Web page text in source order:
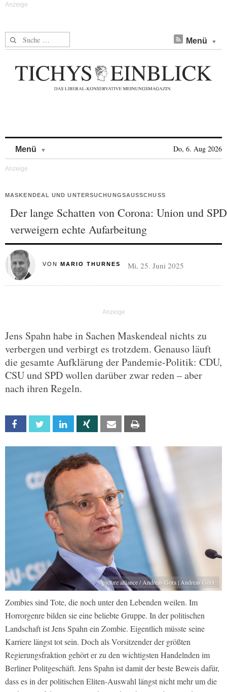
Suche nach: Menü
Menü Do, 6. Aug 2026
MASKENDEAL UND UNTERSUCHUNGSAUSSCHUSS
Der lange Schatten von Corona: Union und SPD
verweigern echte Aufarbeitung
VON MARIO THURNES Mi, 25. Juni 2025
Jens Spahn habe in Sachen Maskendeal nichts zu
verbergen und verbirgt es trotzdem. Genauso läuft
die gesamte Aufklärung der Pandemie-Politik: CDU,
CSU und SPD wollen darüber zwar reden – aber
nach ihren Regeln.
Facebook Twitter Linkedin Xing Email
picture alliance / Andreas Gora | Andreas Gora
Zombies sind Tote, die noch unter den Lebenden weilen. Im
Horrorgenre bilden sie eine beliebte Gruppe. In der politischen
Landschaft ist Jens Spahn ein Zombie. Eigentlich müsste seine
Karriere längst tot sein. Doch als Vorsitzender der größten
Regierungsfraktion gehört er zu den wichtigsten Handelnden im
Berliner Politgeschäft. Jens Spahn ist damit der beste Beweis dafür,
dass es in der politischen Eliten-Auswahl längst nicht mehr um die